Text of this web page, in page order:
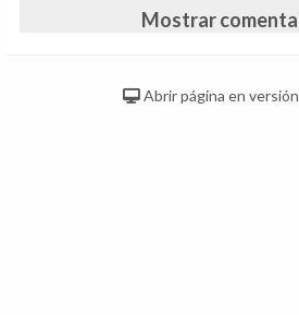
Mostrar
Abrir página en